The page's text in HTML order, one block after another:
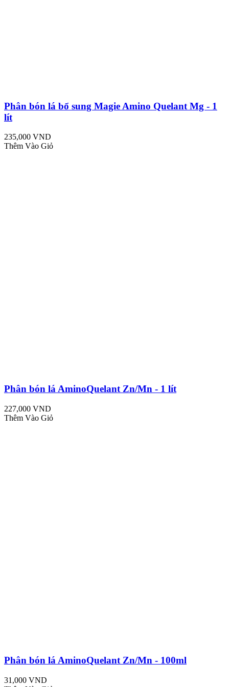
Phân bón lá bổ sung Magie Amino Quelant Mg - 1
lít
235,000 VND
Thêm Vào Giỏ
Phân bón lá AminoQuelant Zn/Mn - 1 lít
227,000 VND
Thêm Vào Giỏ
Phân bón lá AminoQuelant Zn/Mn - 100ml
31,000 VND